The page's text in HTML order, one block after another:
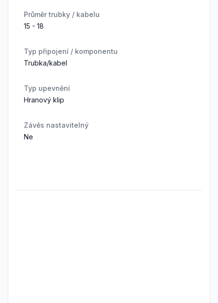
Průměr trubky / kabelu
15 - 18
Typ připojení / komponentu
Trubka/kabel
Typ upevnění
Hranový klip
Závěs nastavitelný
Ne